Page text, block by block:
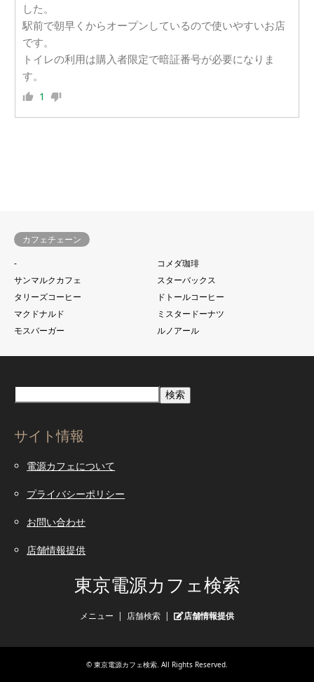
した。
駅前で朝早くからオープンしているので使いやすいお店
です。
トイレの利用は購入者限定で暗証番号が必要になりま
す。
1
カフェチェーン
-
コメダ珈琲
サンマルクカフェ
スターバックス
タリーズコーヒー
ドトールコーヒー
マクドナルド
ミスタードーナツ
モスバーガー
ルノアール
検索
サイト情報
電源カフェについて
プライバシーポリシー
お問い合わせ
店舗情報提供
東京電源カフェ検索
メニュー 店舗検索 店舗情報提供
© 東京電源カフェ検索. All Rights Reserved.